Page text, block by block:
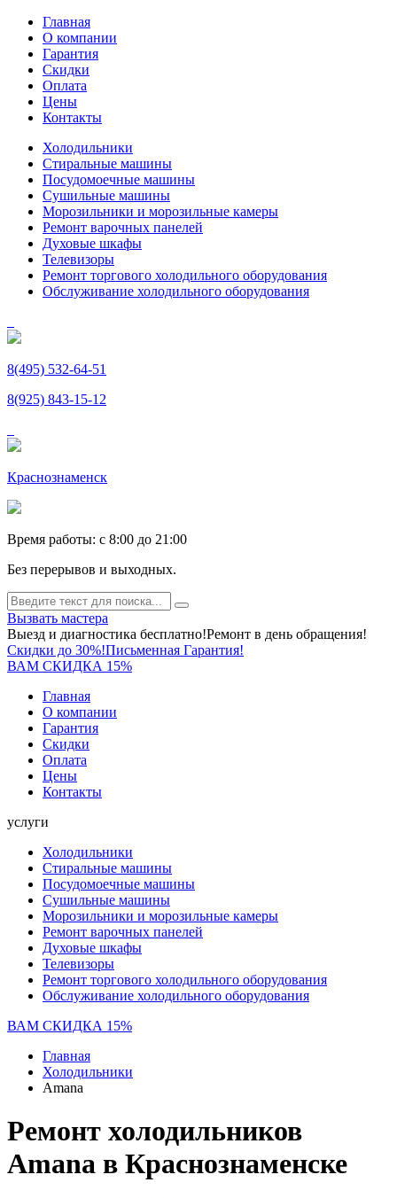
Главная
О компании
Гарантия
Скидки
Оплата
Цены
Контакты
Холодильники
Стиральные машины
Посудомоечные машины
Сушильные машины
Морозильники и морозильные камеры
Ремонт варочных панелей
Духовые шкафы
Телевизоры
Ремонт торгового холодильного оборудования
Обслуживание холодильного оборудования
8(495) 532-64-51
8(925) 843-15-12
Краснознаменск
Время работы: c 8:00 до 21:00
Без перерывов и выходных.
Вызвать мастера
Выезд и диагностика бесплатно!Ремонт в день обращения!
Скидки до 30%!Письменная Гарантия!
ВАМ СКИДКА 15%
Главная
О компании
Гарантия
Скидки
Оплата
Цены
Контакты
услуги
Холодильники
Стиральные машины
Посудомоечные машины
Сушильные машины
Морозильники и морозильные камеры
Ремонт варочных панелей
Духовые шкафы
Телевизоры
Ремонт торгового холодильного оборудования
Обслуживание холодильного оборудования
ВАМ СКИДКА 15%
Главная
Холодильники
Amana
Ремонт холодильников
Amana в Краснознаменске